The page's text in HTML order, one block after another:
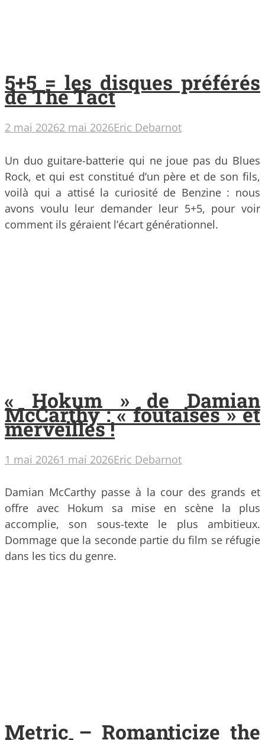
5+5 = les disques préférés
de The Tact
2 mai 20262 mai 2026Eric Debarnot
Un duo guitare-batterie qui ne joue pas du Blues
Rock, et qui est constitué d’un père et de son fils,
voilà qui a attisé la curiosité de Benzine : nous
avons voulu leur demander leur 5+5, pour voir
comment ils géraient l’écart générationnel.
« Hokum » de Damian
McCarthy : « foutaises » et
merveilles !
1 mai 20261 mai 2026Eric Debarnot
Damian McCarthy passe à la cour des grands et
offre avec Hokum sa mise en scène la plus
accomplie, son sous-texte le plus ambitieux.
Dommage que la seconde partie du film se réfugie
dans les tics du genre.
Metric – Romanticize the